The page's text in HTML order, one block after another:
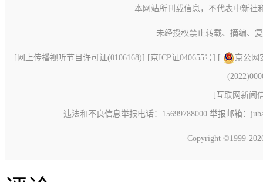
本网站所刊载信息，不代表中新社
未经授权禁止转载、摘编、
[ 网上传播视听节目许可证(0106168)] [京ICP证040655号] [ 京公网
[ 互联网新闻
违法和不良信息举报电话：15699788000 举报邮箱：
Copyright ©1999-